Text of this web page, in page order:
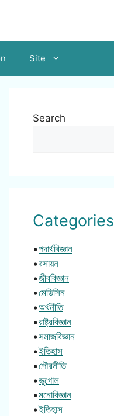
Site
Search
Categories
•পদার্থবিজ্ঞান
•রসায়ন
•জীববিজ্ঞান
•মেডিসিন
•অর্থনীতি
•রাষ্ট্রবিজ্ঞান
•সমাজবিজ্ঞান
•ইতিহাস
•পৌরনীতি
•ভূগোল
•মনোবিজ্ঞান
•ইতিহাস